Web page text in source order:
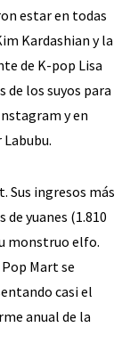
estar en todas
Kardashian y la
de K-pop Lisa
de los suyos para
y en
Sus ingresos más
de yuanes (1.810
monstruo elfo.
Mart se
casi el
anual de la